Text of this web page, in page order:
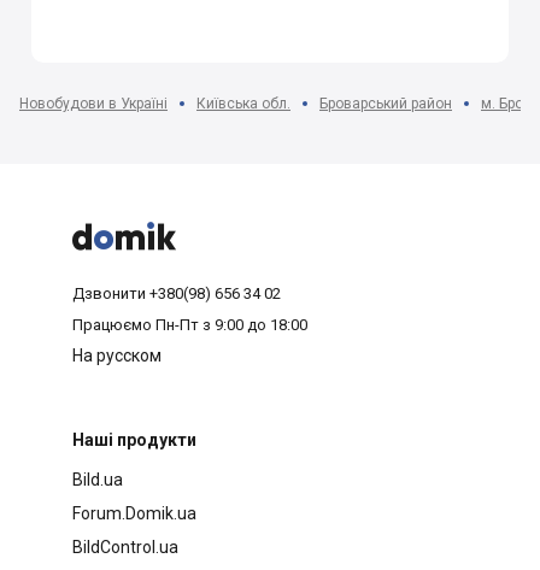
Новобудови в Україні Київська обл. Броварський район м.



Дзвонити +380(98) 656 34 02
Працюємо Пн-Пт з 9:00 до 18:00
На русском
Наші продукти
Bild.ua
Forum.Domik.ua
BildControl.ua